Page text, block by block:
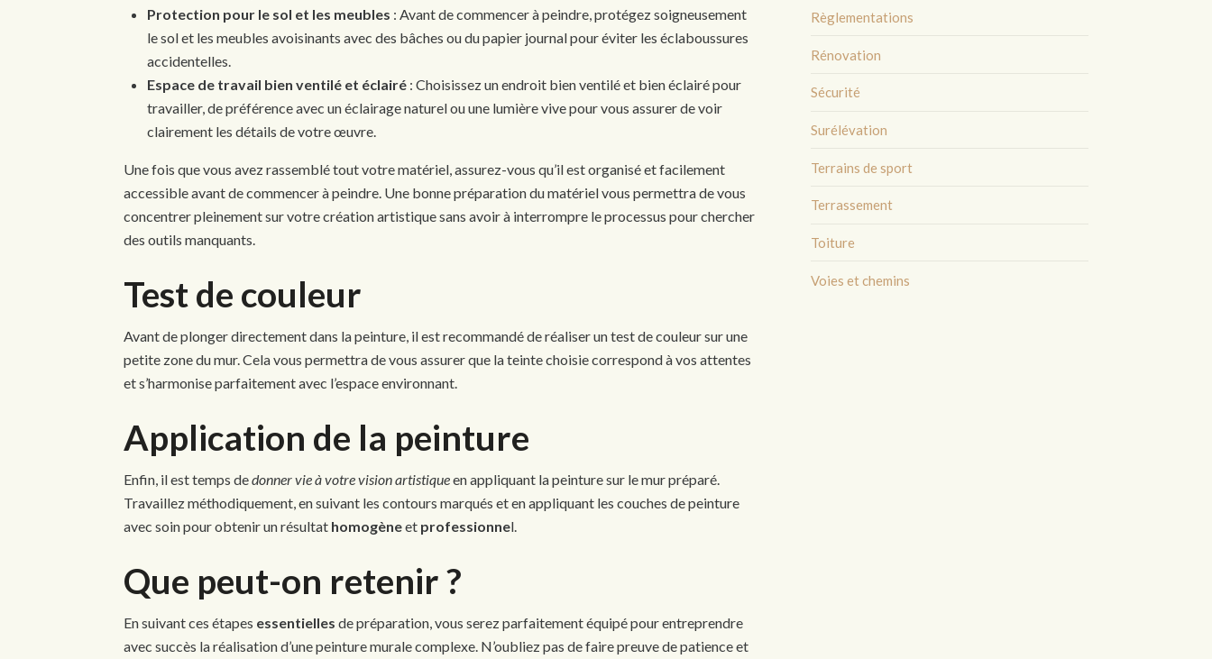
Protection pour le sol et les meubles : Avant de commencer à peindre, protégez soigneusement
le sol et les meubles avoisinants avec des bâches ou du papier journal pour éviter les éclaboussures
accidentelles.
Espace de travail bien ventilé et éclairé : Choisissez un endroit bien ventilé et bien éclairé pour
travailler, de préférence avec un éclairage naturel ou une lumière vive pour vous assurer de voir
clairement les détails de votre œuvre.
Une fois que vous avez rassemblé tout votre matériel, assurez-vous qu’il est organisé et facilement
accessible avant de commencer à peindre. Une bonne préparation du matériel vous permettra de vous
concentrer pleinement sur votre création artistique sans avoir à interrompre le processus pour chercher
des outils manquants.
Test de couleur
Avant de plonger directement dans la peinture, il est recommandé de réaliser un test de couleur sur une
petite zone du mur. Cela vous permettra de vous assurer que la teinte choisie correspond à vos attentes
et s’harmonise parfaitement avec l’espace environnant.
Application de la peinture
Enfin, il est temps dedonner vie à votre vision artistiqueen appliquant la peinture sur le mur préparé.
Travaillez méthodiquement, en suivant les contours marqués et en appliquant les couches de peinture
avec soin pour obtenir un résultat homogèneet professionnel.
Que peut-on retenir ?
En suivant ces étapes essentielles de préparation, vous serez parfaitement équipé pour entreprendre
avec succès la réalisation d’une peinture murale complexe. N’oubliez pas de faire preuve de patience et
Règlementations
Rénovation
Sécurité
Surélévation
Terrains de sport
Terrassement
Toiture
Voies et chemins